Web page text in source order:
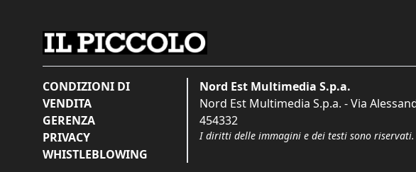
CONDIZIONI DI
VENDITA
GERENZA
PRIVACY
WHISTLEBLOWING
Nord Est Multimedia S.p.a.
Nord Est Multimedia S.p.a. - Via
454332
I diritti delle immagini e dei testi sono